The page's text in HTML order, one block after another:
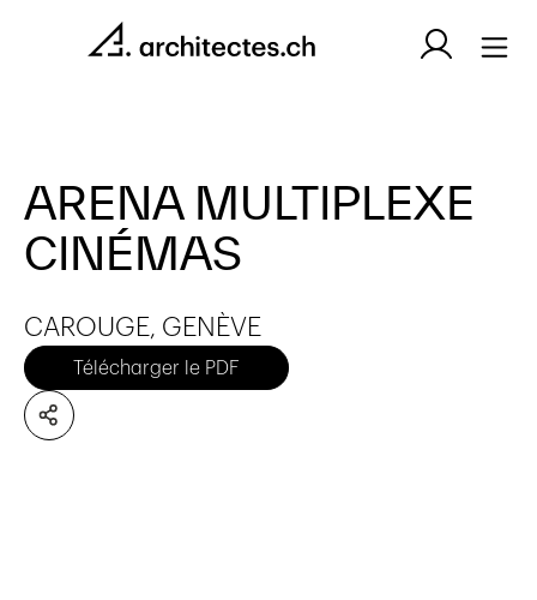
ARENA MULTIPLEXE
CINÉMAS
CAROUGE, GENÈVE
Télécharger le PDF